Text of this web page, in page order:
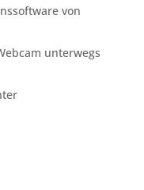
von
unterwegs